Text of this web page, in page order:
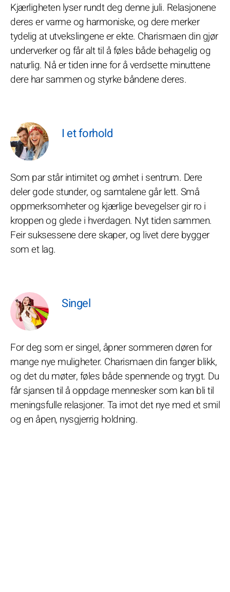
Kjærligheten lyser rundt deg denne juli. Relasjonene
deres er varme og harmoniske, og dere merker
tydelig at utvekslingene er ekte. Charismaen din gjør
underverker og får alt til å føles både behagelig og
naturlig. Nå er tiden inne for å verdsette minuttene
dere har sammen og styrke båndene deres.
I et forhold
Som par står intimitet og ømhet i sentrum. Dere
deler gode stunder, og samtalene går lett. Små
oppmerksomheter og kjærlige bevegelser gir ro i
kroppen og glede i hverdagen. Nyt tiden sammen.
Feir suksessene dere skaper, og livet dere bygger
som et lag.
Singel
For deg som er singel, åpner sommeren døren for
mange nye muligheter. Charismaen din fanger blikk,
og det du møter, føles både spennende og trygt. Du
får sjansen til å oppdage mennesker som kan bli til
meningsfulle relasjoner. Ta imot det nye med et smil
og en åpen, nysgjerrig holdning.